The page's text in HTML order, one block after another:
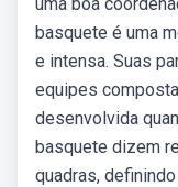
basquete é uma
e intensa. Suas
equipes
desenvolvida
basquete dizem
quadras,